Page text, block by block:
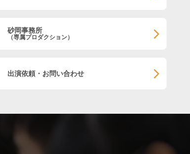
砂岡事務所
（専属プロダクション）
出演依頼・お問い合わせ